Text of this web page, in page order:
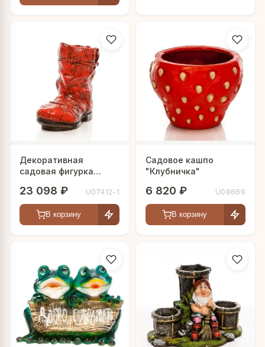
Декоративная
садовая фигурка
23 098 ₽ U07412-1
В корзину
Садовое кашпо
"Клубничка"
6 820 ₽ U08669
В корзину